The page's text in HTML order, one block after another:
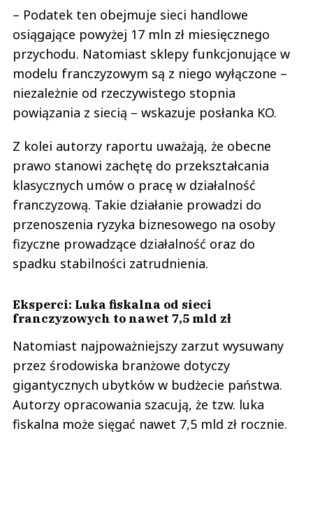
– Podatek ten obejmuje sieci handlowe
osiągające powyżej 17 mln zł miesięcznego
przychodu. Natomiast sklepy funkcjonujące w
modelu franczyzowym są z niego wyłączone –
niezależnie od rzeczywistego stopnia
powiązania z siecią – wskazuje posłanka KO.
Z kolei autorzy raportu uważają, że obecne
prawo stanowi zachętę do przekształcania
klasycznych umów o pracę w działalność
franczyzową. Takie działanie prowadzi do
przenoszenia ryzyka biznesowego na osoby
fizyczne prowadzące działalność oraz do
spadku stabilności zatrudnienia.
Eksperci: Luka fiskalna od sieci
franczyzowych to nawet 7,5 mld zł
Natomiast najpoważniejszy zarzut wysuwany
przez środowiska branżowe dotyczy
gigantycznych ubytków w budżecie państwa.
Autorzy opracowania szacują, że tzw. luka
fiskalna może sięgać nawet 7,5 mld zł rocznie.